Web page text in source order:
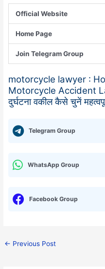
Official Website
Home Page
Join Telegram Group
motorcycle lawyer :
Motorcycle Accident
दुर्घटना वकील कैसे चुनें
Telegram Group
WhatsApp Group
Facebook Group
← Previous Post